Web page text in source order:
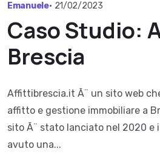
Emanuele• 21/02/2023
Caso Studio:
Brescia
Affittibrescia.it Ã¨ un sito web
affitto e gestione immobiliare a
sito Ã¨ stato lanciato nel 2020 e
avuto una...